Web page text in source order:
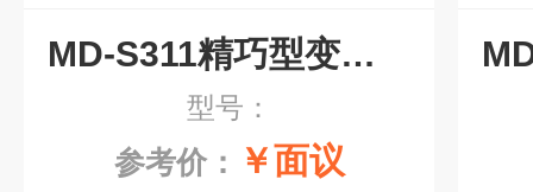
MD-S311精巧型变送器
型号：
参考价： ￥面议